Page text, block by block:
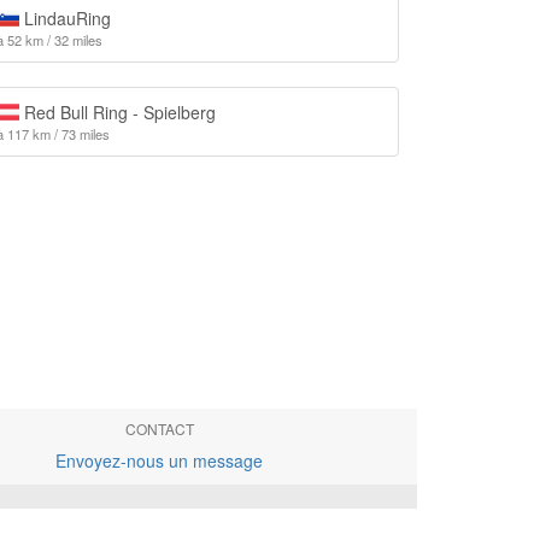
LindauRing
52 km / 32 miles
Red Bull Ring - Spielberg
117 km / 73 miles
CONTACT
Envoyez-nous un message